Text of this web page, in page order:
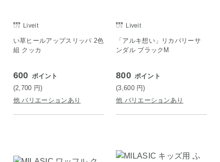
Liveit
い草ヒールアップスリッパ 2色
組 クッカ
600 ポイント
(2,700 円)
他 バリエーションあり
Liveit
「アルキ想い」リカバリーサ
ンダル ブラックM
800 ポイント
(3,600 円)
他 バリエーションあり